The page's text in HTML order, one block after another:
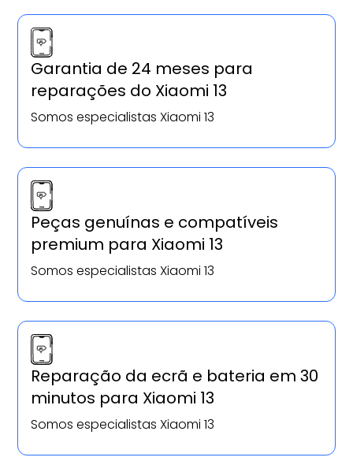
Garantia de 24 meses para
reparações do Xiaomi 13
Somos especialistas Xiaomi 13
Peças genuínas e compatíveis
premium para Xiaomi 13
Somos especialistas Xiaomi 13
Reparação da ecrã e bateria em 30
minutos para Xiaomi 13
Somos especialistas Xiaomi 13